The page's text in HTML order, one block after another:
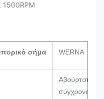
σήμα WERNA
Αβούρτσιστος
σύγχρονος